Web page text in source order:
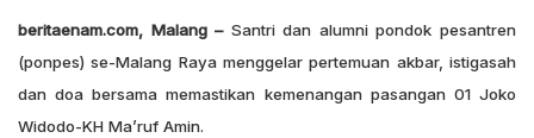
beritaenam.com, Malang –Santri dan alumni pondok pesantren
(ponpes) se-Malang Raya menggelar pertemuan akbar, istigasah
dan doa bersama memastikan kemenangan pasangan 01 Joko
Widodo-KH Ma’ruf Amin.